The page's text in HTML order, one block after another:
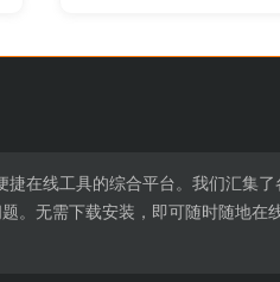
在线工具的综合平台。我们汇集
。无需下载安装，即可随时随地